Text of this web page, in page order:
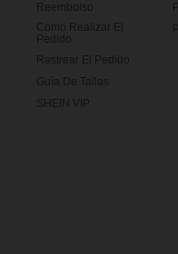
Reembolso
Cómo Realizar El
Pedido
Rastrear El Pedido
Guía De Tallas
SHEIN VIP